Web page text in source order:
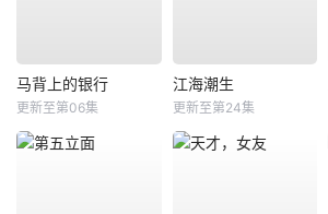
马背上的银行
更新至第06集
江海潮生
更新至第24集